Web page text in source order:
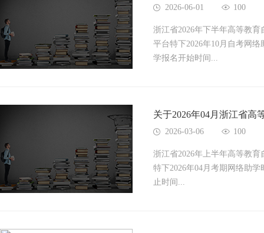
2026-06-01 100
浙江省2026年下半年高等教
平台特下2026年10月自考网
学报名开始时间...
关于2026年04月浙江省高
2026-03-06 100
浙江省2026年上半年高等教
特下2026年04月考期网络助
止时间...